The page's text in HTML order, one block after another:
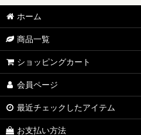
ホーム
商品一覧
ショッピングカート
会員ページ
最近チェックしたアイテム
お支払い方法